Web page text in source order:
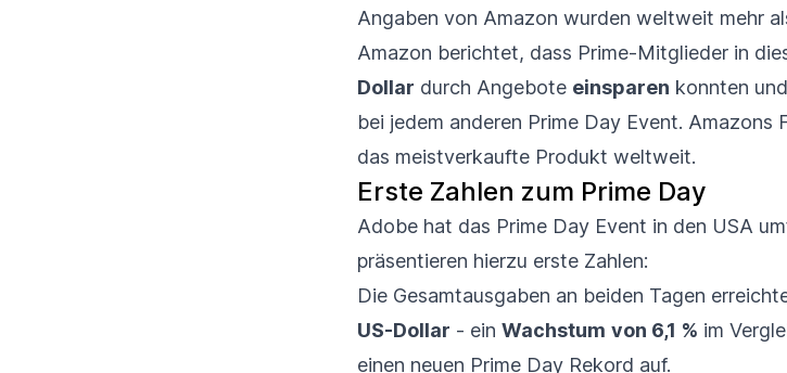
Angaben von Amazon wurden weltweit mehr
Amazon berichtet, dass Prime-Mitglieder in
Dollar durch Angebote einsparen konnten
bei jedem anderen Prime Day Event. Amazons
das meistverkaufte Produkt weltweit.
Erste Zahlen zum Prime Day
Adobe hat das Prime Day Event in den USA
präsentieren hierzu erste Zahlen:
Die Gesamtausgaben an beiden Tagen
US-Dollar - einWachstum von 6,1 % im
einen neuen Prime Day Rekord auf.